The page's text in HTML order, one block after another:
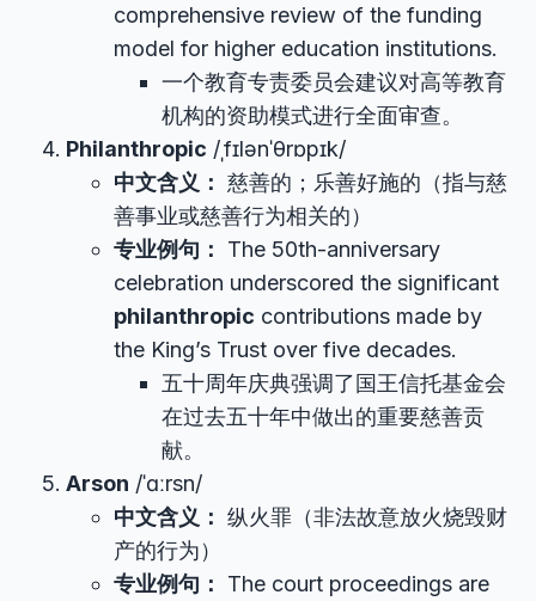
comprehensive review of the funding
model for higher education institutions.
一个教育专责委员会建议对高等教育
机构的资助模式进行全面审查。
Philanthropic /ˌfɪlənˈθrɒpɪk/
中文含义： 慈善的；乐善好施的（指与慈
善事业或慈善行为相关的）
专业例句：
The 50th-anniversary
celebration underscored the significant
philanthropic contributions made by
the King’s Trust over five decades.
五十周年庆典强调了国王信托基金会
在过去五十年中做出的重要慈善贡
献。
Arson /ˈɑːrsn/
中文含义： 纵火罪（非法故意放火烧毁财
产的行为）
专业例句：
The court proceedings are